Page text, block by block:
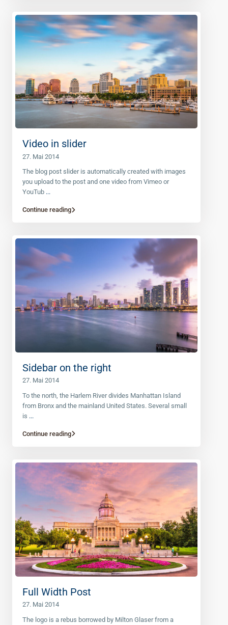
Video in slider
27. Mai 2014
The blog post slider is automatically created with images
you upload to the post and one video from Vimeo or
YouTub ...
Continue reading
Sidebar on the right
27. Mai 2014
To the north, the Harlem River divides Manhattan Island
from Bronx and the mainland United States. Several small
is ...
Continue reading
Full Width Post
27. Mai 2014
The logo is a rebus borrowed by Milton Glaser from a